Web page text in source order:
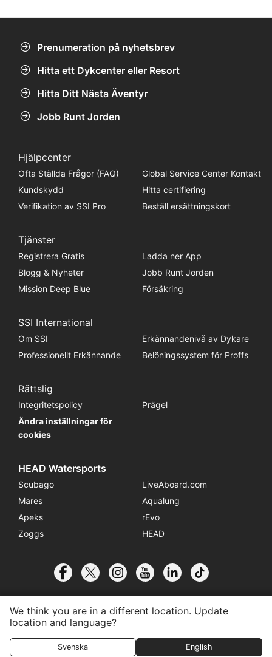
Anslut till Center Kontakt
Prenumeration på nyhetsbrev
Hitta ett Dykcenter eller Resort
Hitta Ditt Nästa Äventyr
Jobb Runt Jorden
Hjälpcenter
Ofta Ställda Frågor (FAQ)
Global Service Center Kontakt
Kundskydd
Hitta certifiering
Verifikation av SSI Pro
Beställ ersättningskort
Tjänster
Registrera Gratis
Ladda ner App
Blogg & Nyheter
Jobb Runt Jorden
Mission Deep Blue
Försäkring
SSI International
Om SSI
Erkännandenivå av Dykare
Professionellt Erkännande
Belöningssystem för Proffs
Rättslig
Integritetspolicy
Prägel
Ändra inställningar för
cookies
HEAD Watersports
Scubago
LiveAboard.com
Mares
Aqualung
Apeks
rEvo
Zoggs
HEAD
We think you are in a different location. Update
location and language?
Svenska English